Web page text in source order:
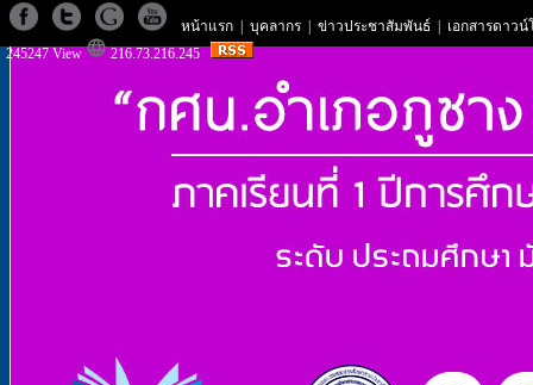
หน้าแรก บุคลากร ข่าวประชาสัมพันธ์
เอกสารดาว
245247 View
216.73.216.245